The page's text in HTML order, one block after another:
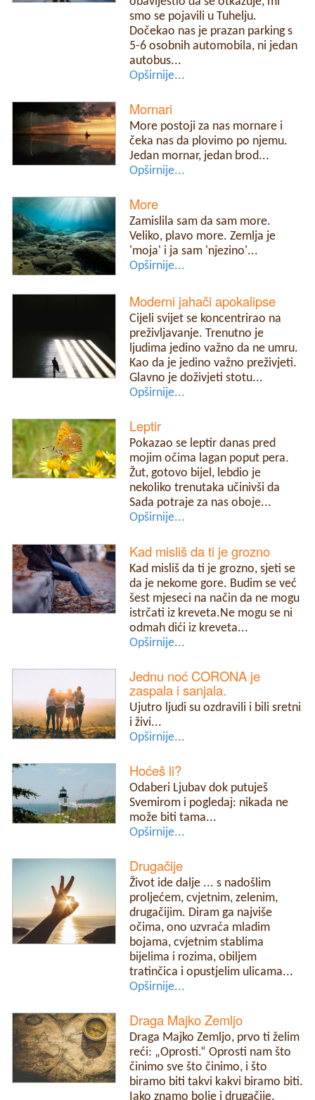
smo se pojavili u Tuhelju.
Dočekao nas je prazan parking s
5-6 osobnih automobila, ni jedan
autobus...
Opširnije...
Mornari
More postoji za nas mornare i
čeka nas da plovimo po njemu.
Jedan mornar, jedan brod...
Opširnije...
More
Zamislila sam da sam more.
Veliko, plavo more. Zemlja je
'moja' i ja sam 'njezino'...
Opširnije...
Moderni jahači apokalipse
Cijeli svijet se koncentrirao na
preživljavanje. Trenutno je
ljudima jedino važno da ne umru.
Kao da je jedino važno preživjeti.
Glavno je doživjeti stotu...
Opširnije...
Leptir
Pokazao se leptir danas pred
mojim očima lagan poput pera.
Žut, gotovo bijel, lebdio je
nekoliko trenutaka učinivši da
Sada potraje za nas oboje...
Opširnije...
Kad misliš da ti je grozno
Kad misliš da ti je grozno, sjeti se
da je nekome gore. Budim se već
šest mjeseci na način da ne mogu
istrčati iz kreveta.Ne mogu se ni
odmah dići iz kreveta...
Opširnije...
Jednu noć CORONA je
zaspala i sanjala.
Ujutro ljudi su ozdravili i bili sretni
i živi...
Opširnije...
Hoćeš li?
Odaberi Ljubav dok putuješ
Svemirom i pogledaj: nikada ne
može biti tama...
Opširnije...
Drugačije
Život ide dalje ... s nadošlim
proljećem, cvjetnim, zelenim,
drugačijim. Diram ga najviše
očima, ono uzvraća mladim
bojama, cvjetnim stablima
bijelima i rozima, obiljem
tratinčica i opustjelim ulicama...
Opširnije...
Draga Majko Zemljo
Draga Majko Zemljo, prvo ti želim
reći: „Oprosti.“ Oprosti nam što
činimo sve što činimo, i što
biramo biti takvi kakvi biramo biti.
Iako znamo bolje i drugačije.